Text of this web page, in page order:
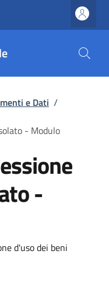
e Dati /
- Modulo
-
d'uso dei beni